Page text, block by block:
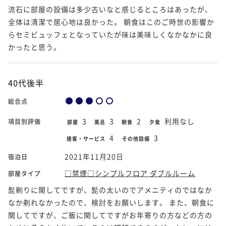
流石に部屋の設備は多少古いなと感じるところはあったが、
全体は清潔で居心地は良かった。 朝食はこのご時世の影響か
らセミビュッフェとなっていたが味は美味しくなかなかに良
かったと思う。
40代後半
総合点
項目別評価 部屋 3 風呂 3 朝食 2 夕食 利用なし
接客・サービス 4 その他設備 3
宿泊日 2021年11月20日
部屋タイプ
□禁煙□シンプルフロア ダブルルーム
髭剃りに関してですが、髭の太いのでアメニティのではなか
なか剃れなかったので、検討をお願いします。 また、朝食に
関してですが、ご飯に関してですがお年寄りの方などの方の